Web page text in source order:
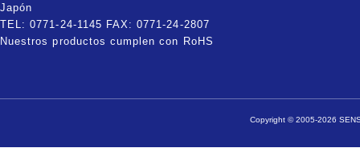
Japón
TEL: 0771-24-1145 FAX: 0771-24-2807
Nuestros productos cumplen con RoHS
Copyright © 2005-2026